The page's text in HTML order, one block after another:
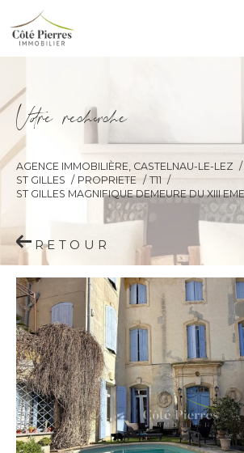
Vore recece
AGENCE IMMOBILIÈRE, CASTELNAU-LE-LEZ
ST GILLES
PROPRIETE
T11
ST GILLES MAGNIFIQUE DEMEURE DU XIII
RETOUR